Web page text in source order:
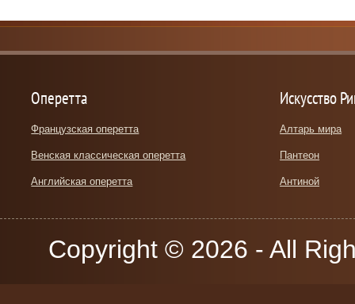
Оперетта
Французская оперетта
Венская классическая оперетта
Английская оперетта
Искусство
Алтарь мира
Пантеон
Антиной
Copyright © 2026 - All